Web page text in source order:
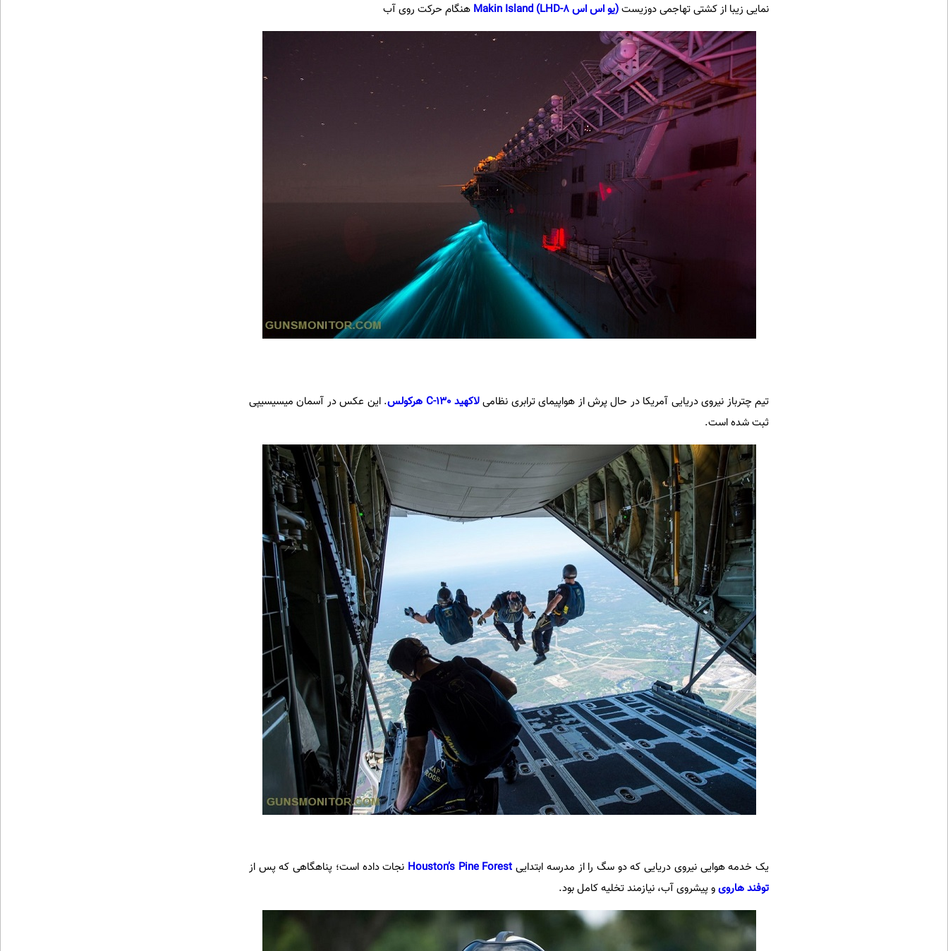
نمایی زیبا از کشتی تهاجمی دوزیست(یو اس اس Makin Island (LHD-8 هنگام حرکت روی آب
تیم چترباز نیروی دریایی آمریکا در حال پرش از هواپیمای ترابری نظامیلاکهید C-130 هرکولس
. این عکس در آسمان میسیسیپی
ثبت شده است.
یک خدمه هوایی نیروی دریایی که دو سگ را از مدرسه ابتدایی Houston’s Pine Forest نجات داده است؛ پناهگاهی که پس از
توفند هارویو پیشروی آب، نیازمند تخلیه کامل بود.